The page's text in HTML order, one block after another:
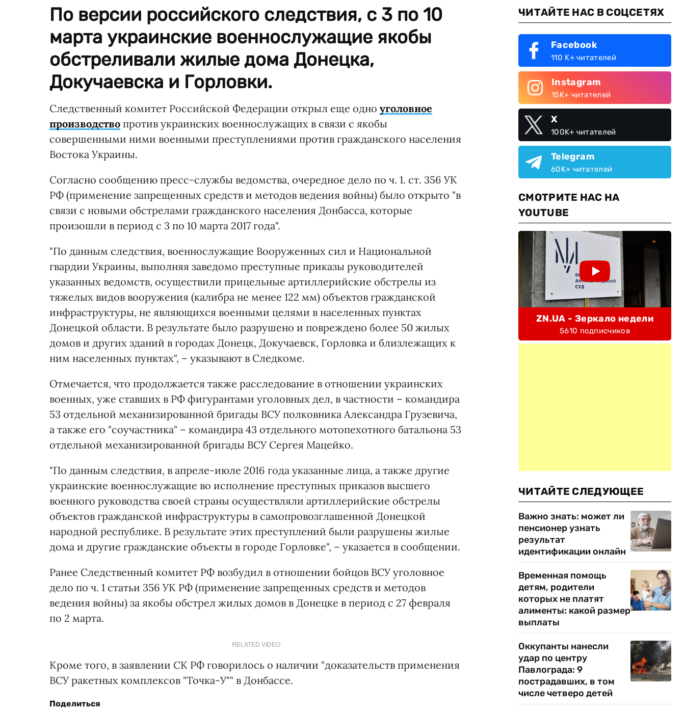
По версии российского следствия, с 3 по 10
марта украинские военнослужащие якобы
обстреливали жилые дома Донецка,
Докучаевска и Горловки.
Следственный комитет Российской Федерации открыл еще одно уголовное
производство против украинских военнослужащих в связи с якобы
совершенными ними военными преступлениями против гражданского населения
Востока Украины.
Согласно сообщению пресс-службы ведомства, очередное дело по ч. 1. ст. 356 УК
РФ (применение запрещенных средств и методов ведения войны) было открыто "в
связи с новыми обстрелами гражданского населения Донбасса, которые
произошли в период с 3 по 10 марта 2017 года".
"По данным следствия, военнослужащие Вооруженных сил и Национальной
гвардии Украины, выполняя заведомо преступные приказы руководителей
указанных ведомств, осуществили прицельные артиллерийские обстрелы из
тяжелых видов вооружения (калибра не менее 122 мм) объектов гражданской
инфраструктуры, не являющихся военными целями в населенных пунктах
Донецкой области. В результате было разрушено и повреждено более 50 жилых
домов и других зданий в городах Донецк, Докучаевск, Горловка и близлежащих к
ним населенных пунктах", – указывают в Следкоме.
Отмечается, что продолжается также расследование в отношении украинских
военных, уже ставших в РФ фигурантами уголовных дел, в частности – командира
53 отдельной механизированной бригады ВСУ полковника Александра Грузевича,
а также его "соучастника" – командира 43 отдельного мотопехотного батальона 53
отдельной механизированной бригады ВСУ Сергея Мацейко.
"По данным следствия, в апреле-июле 2016 года указанные лица, а также другие
украинские военнослужащие во исполнение преступных приказов высшего
военного руководства своей страны осуществляли артиллерийские обстрелы
объектов гражданской инфраструктуры в самопровозглашенной Донецкой
народной республике. В результате этих преступлений были разрушены жилые
дома и другие гражданские объекты в городе Горловке", – указается в сообщении.
Ранее Следственный комитет РФ возбудил в отношении бойцов ВСУ уголовное
дело по ч. 1 статьи 356 УК РФ (применение запрещенных средств и методов
ведения войны) за якобы обстрел жилых домов в Донецке в период с 27 февраля
по 2 марта.
RELATED VIDEO
Кроме того, в заявлении СК РФ говорилось о наличии "доказательств применения
ВСУ ракетных комплексов "Точка-У"" в Донбассе.
Поделиться
ЧИТАЙТЕ НАС В СОЦСЕТЯХ
Facebook
110 K+ читателей
Instagram
15K+ читателей
X
100K+ читателей
Telegram
60K+ читателей
СМОТРИТЕ НАС НА
YOUTUBE
ZN.UA - Зеркало недели
5610 подписчиков
ЧИТАЙТЕ СЛЕДУЮЩЕЕ
Важно знать: может ли
пенсионер узнать
результат
идентификации онлайн
Временная помощь
детям, родители
которых не платят
алименты: какой размер
выплаты
Оккупанты нанесли
удар по центру
Павлограда: 9
пострадавших, в том
числе четверо детей